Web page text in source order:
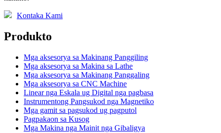
Kontaka Kami
Produkto
Mga aksesorya sa Makinang Panggiling
Mga aksesorya sa Makina sa Lathe
Mga aksesorya sa Makinang Panggaling
Mga aksesorya sa CNC Machine
Linear nga Eskala ug Digital nga pagbasa
Instrumentong Pangsukod nga Magnetiko
Mga gamit sa pagsukod ug pagputol
Pagpakaon sa Kusog
Mga Makina nga Mainit nga Gibaligya